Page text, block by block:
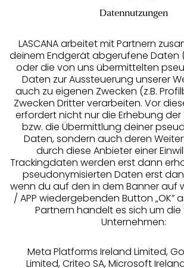
Services
Beratung
Über uns
Rechtliches
Datennutzungen
LASCANA arbeitet mit Partnern
deinem Endgerät abgerufene Daten
oder die von uns übermittelten
Daten zur Aussteuerung unserer
auch zu eigenen Zwecken (z.B.
Zwecken Dritter verarbeiten. Vor
erfordert nicht nur die Erhebung
bzw. die Übermittlung deiner
Daten, sondern auch deren
durch diese Anbieter einer
Trackingdaten werden erst dann
pseudonymisierten Daten erst
wenn du auf den in dem Banner auf
/ APP wiedergebenden Button „OK”
Partnern handelt es sich um
Unternehmen:
Meta Platforms Ireland Limited,
Limited, Criteo SA, Microsoft